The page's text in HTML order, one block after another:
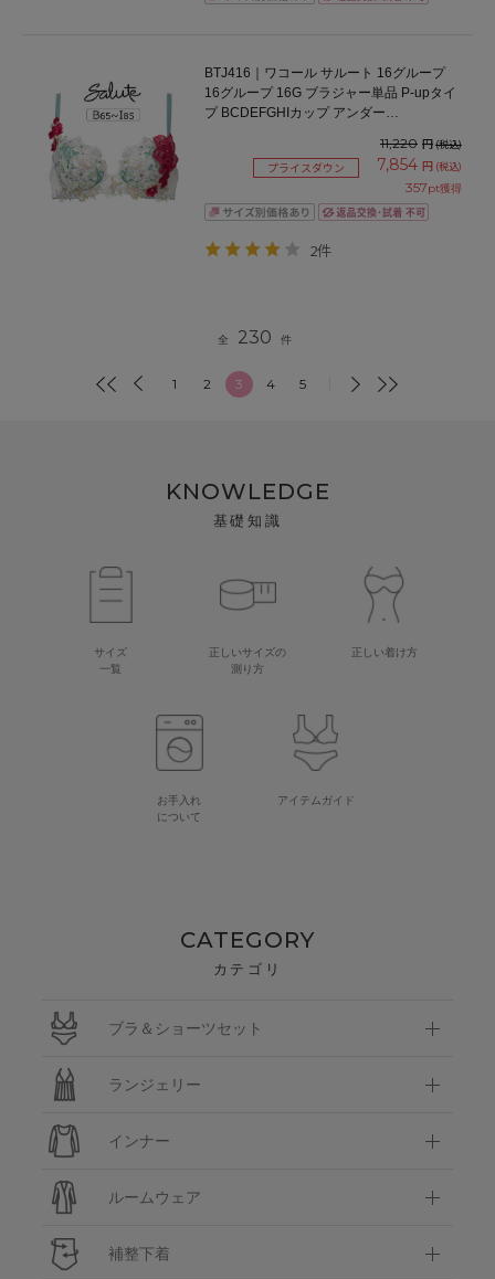
BTJ416｜ワコール サルート 16グループ
16グループ 16G ブラジャー単品 P-upタイ
プ BCDEFGHIカップ アンダー
11,220 円(税込)
プライスダウン 7,854 円 (税込)
357pt獲得
2件
全 230 件
1 2 3 4 5
KNOWLEDGE
基礎知識
サイズ
一覧
正しいサイズの
測り方
正しい着け方
お手入れ
について
アイテムガイド
CATEGORY
カテゴリ
ブラ＆ショーツセット
ランジェリー
インナー
ルームウェア
補整下着